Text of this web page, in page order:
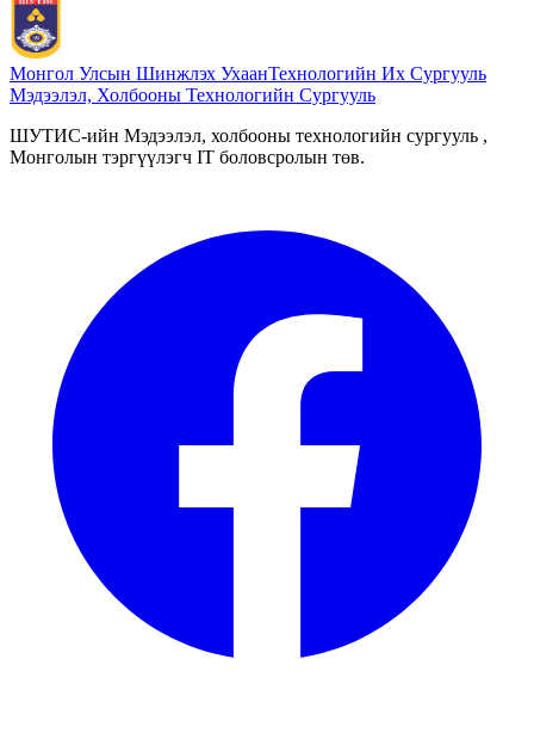
Монгол Улсын Шинжлэх УхаанТехнологийн Их Сургууль
Мэдээлэл, Холбооны Технологийн Сургууль
ШУТИС-ийн Мэдээлэл, холбооны технологийн сургууль ,
Монголын тэргүүлэгч IT боловсролын төв.